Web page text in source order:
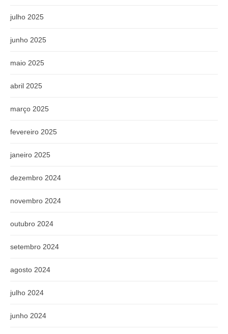
julho 2025
junho 2025
maio 2025
abril 2025
março 2025
fevereiro 2025
janeiro 2025
dezembro 2024
novembro 2024
outubro 2024
setembro 2024
agosto 2024
julho 2024
junho 2024